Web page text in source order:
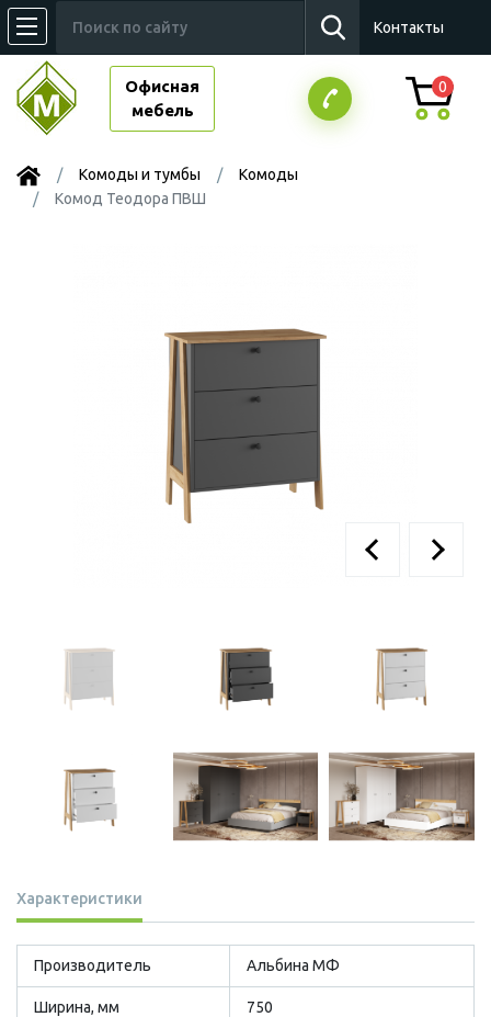
Контакты
Офисная
мебель
0
Комоды и тумбы
Комоды
Комод Теодора ПВШ
Характеристики
Производитель Альбина МФ
Ширина, мм 750